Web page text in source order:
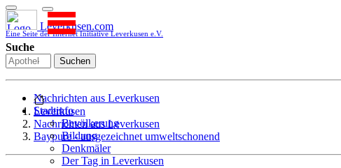
Leverkusen.com
Eine Seite der Internet Initiative Leverkusen e.V.
Suche
Suchen
Nachrichten aus Leverkusen
Stadtinfo
Bevölkerung
Bildung
Denkmäler
Der Tag in Leverkusen
Leverkusen
Nachrichten aus Leverkusen
Baypure - ausgezeichnet umweltschonend